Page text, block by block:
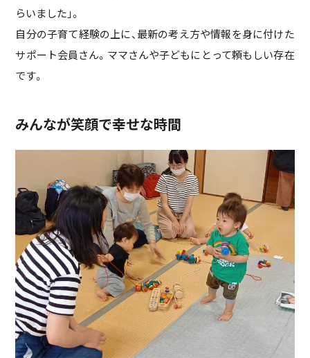
らいました」。
自分の子育て経験の上に、最新の考え方や情報を身に付けた
サポート会員さん。ママさんや子どもにとって頼もしい存在
です。
みんなが笑顔で幸せな時間